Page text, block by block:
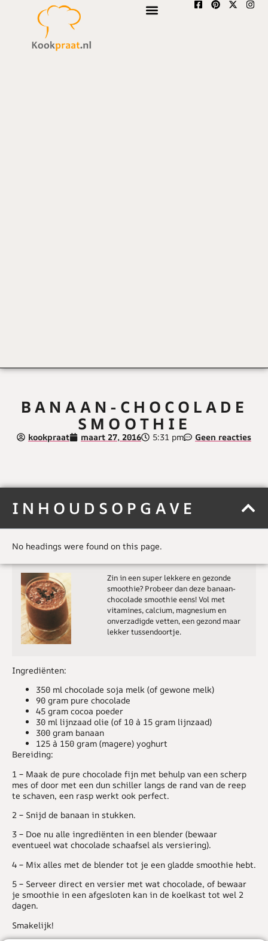
BANAAN-CHOCOLADE
SMOOTHIE
kookpraat maart 27, 2016 5:31 pm Geen reacties
INHOUDSOPGAVE
No headings were found on this page.
Zin in een super lekkere en gezonde
smoothie? Probeer dan deze banaan-
chocolade smoothie eens! Vol met
vitamines, calcium, magnesium en
onverzadigde vetten, een gezond maar
lekker tussendoortje.
Ingrediënten:
350 ml chocolade soja melk (of gewone melk)
90 gram pure chocolade
45 gram cocoa poeder
30 ml lijnzaad olie (of 10 à 15 gram lijnzaad)
300 gram banaan
125 à 150 gram (magere) yoghurt
Bereiding:
1 – Maak de pure chocolade fijn met behulp van een scherp
mes of door met een dun schiller langs de rand van de reep
te schaven, een rasp werkt ook perfect.
2 – Snijd de banaan in stukken.
3 – Doe nu alle ingrediënten in een blender (bewaar
eventueel wat chocolade schaafsel als versiering).
4 – Mix alles met de blender tot je een gladde smoothie hebt.
5 – Serveer direct en versier met wat chocolade, of bewaar
je smoothie in een afgesloten kan in de koelkast tot wel 2
dagen.
Smakelijk!